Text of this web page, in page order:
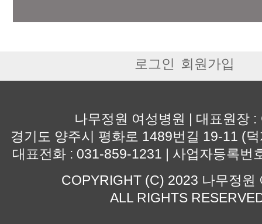
로그인 회원가입
나무정원 여성병원 | 대표원장 :
경기도 양주시 평화로 1489번길 19-11 (
대표전화 : 031-859-1231 | 사업자등록번
COPYRIGHT (C) 2023 나무정원
ALL RIGHTS